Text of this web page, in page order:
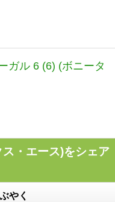
ガル 6 (6) (ボニータ
・エース)をシェア
やく